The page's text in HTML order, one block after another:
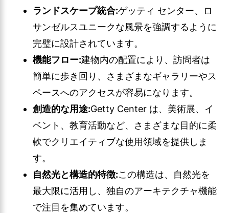
ランドスケープ統合:ゲッティ センター、ロ
サンゼルスユニークな風景を強調するように
完璧に設計されています。
機能フロー:建物内の配置により、訪問者は
簡単に歩き回り、さまざまなギャラリーやス
ペースへのアクセスが容易になります。
創造的な用途:Getty Center は、美術展、イ
ベント、教育活動など、さまざまな目的に柔
軟でクリエイティブな使用領域を提供しま
す。
自然光と構造的特徴:この構造は、自然光を
最大限に活用し、独自のアーキテクチャ機能
で注目を集めています。